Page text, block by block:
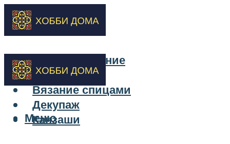
Бисероплетение
Вышивка
Вязание спицами
Декупаж
Канзаши
Меню